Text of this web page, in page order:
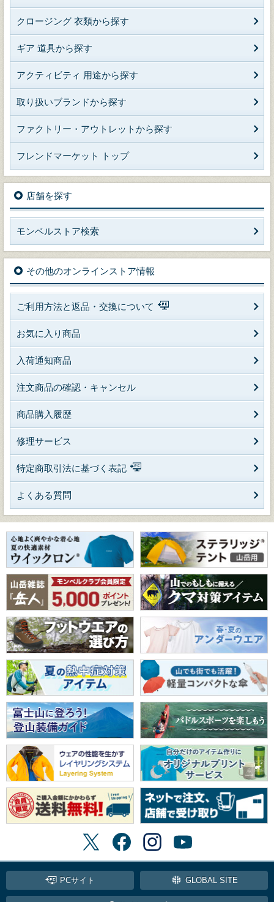
クロージング 衣類から探す
ギア 道具から探す
アクティビティ 用途から探す
取り扱いブランドから探す
ファクトリー・アウトレットから探す
フレンドマーケット トップ
店舗を探す
モンベルストア検索
その他のオンラインストア情報
ご利用方法と返品・交換について
お気に入り商品
入荷通知商品
注文商品の確認・キャンセル
商品購入履歴
修理サービス
特定商取引法に基づく表記
よくある質問
PCサイト GLOBAL SITE